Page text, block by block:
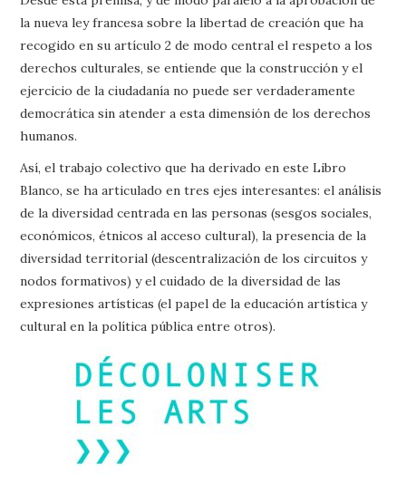
la nueva ley francesa sobre la libertad de creación que ha
recogido en su artículo 2 de modo central el respeto a los
derechos culturales, se entiende que la construcción y el
ejercicio de la ciudadanía no puede ser verdaderamente
democrática sin atender a esta dimensión de los derechos
humanos.
Así, el trabajo colectivo que ha derivado en este Libro
Blanco, se ha articulado en tres ejes interesantes: el análisis
de la diversidad centrada en las personas (sesgos sociales,
económicos, étnicos al acceso cultural), la presencia de la
diversidad territorial (descentralización de los circuitos y
nodos formativos) y el cuidado de la diversidad de las
expresiones artísticas (el papel de la educación artística y
cultural en la política pública entre otros).